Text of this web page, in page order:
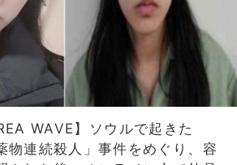
WAVE】ソウルで起きた
物連続殺人」事件をめぐり、容